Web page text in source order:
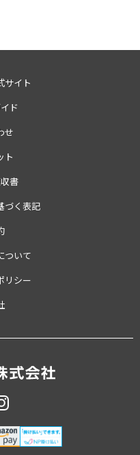
サイト
ド
せ
ト
書
づく表記
ついて
リシー